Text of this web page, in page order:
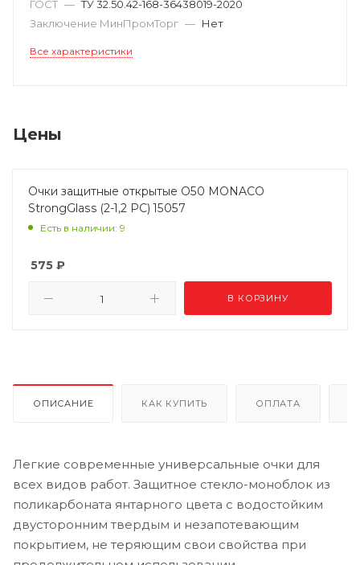
ГОСТ — ТУ 32.50.42-168-36438019-2020
Заключение МинПромТорг — Нет
Все характеристики
Цены
Очки защитные открытые О50 MONACO
StrongGlass (2-1,2 PC) 15057
Есть в наличии: 9
575 ₽
В КОРЗИНУ
ОПИСАНИЕ КАК КУПИТЬ ОПЛАТА
Легкие современные универсальные очки для
всех видов работ. Защитное стекло-моноблок из
поликарбоната янтарного цвета с водостойким
двусторонним твердым и незапотевающим
покрытием, не теряющим свои свойства при